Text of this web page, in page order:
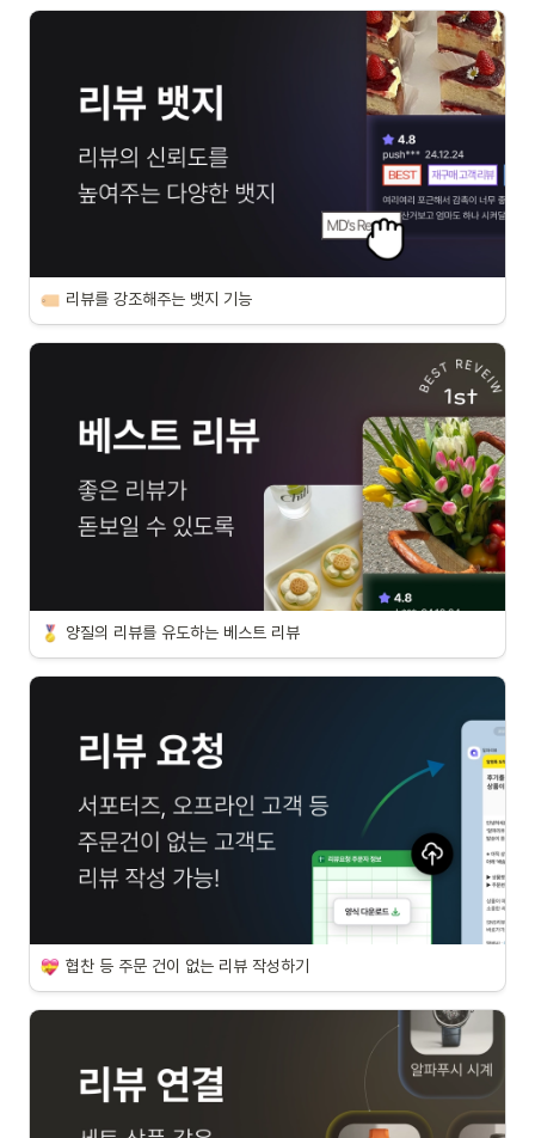
리뷰를 강조해주는 뱃지 기능
양질의 리뷰를 유도하는 베스트 리뷰
협찬 등 주문 건이 없는 리뷰 작성하기